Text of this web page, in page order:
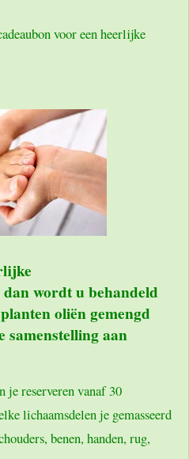
voor een heerlijke
dan wordt u behandeld
oliën gemengd
samenstelling aan
je reserveren vanaf 30
lichaamsdelen je gemasseerd
benen, handen, rug,